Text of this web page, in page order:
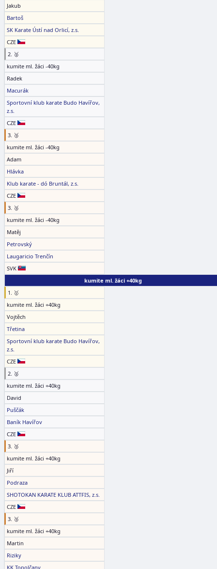
Jakub
Bartoš
SK Karate Ústí nad Orlicí, z.s.
CZE
2. 🥈
kumite ml. žáci -40kg
Radek
Macurák
Sportovní klub karate Budo Havířov,
z.s.
CZE
3. 🥉
kumite ml. žáci -40kg
Adam
Hlávka
Klub karate - dó Bruntál, z.s.
CZE
3. 🥉
kumite ml. žáci -40kg
Matěj
Petrovský
Laugaricio Trenčín
SVK
kumite ml. žáci +40kg
1. 🥇
kumite ml. žáci +40kg
Vojtěch
Třetina
Sportovní klub karate Budo Havířov,
z.s.
CZE
2. 🥈
kumite ml. žáci +40kg
David
Puščák
Baník Havířov
CZE
3. 🥉
kumite ml. žáci +40kg
Jiří
Podraza
SHOTOKAN KARATE KLUB ATTFIS, z.s.
CZE
3. 🥉
kumite ml. žáci +40kg
Martin
Riziky
KK Topolčany